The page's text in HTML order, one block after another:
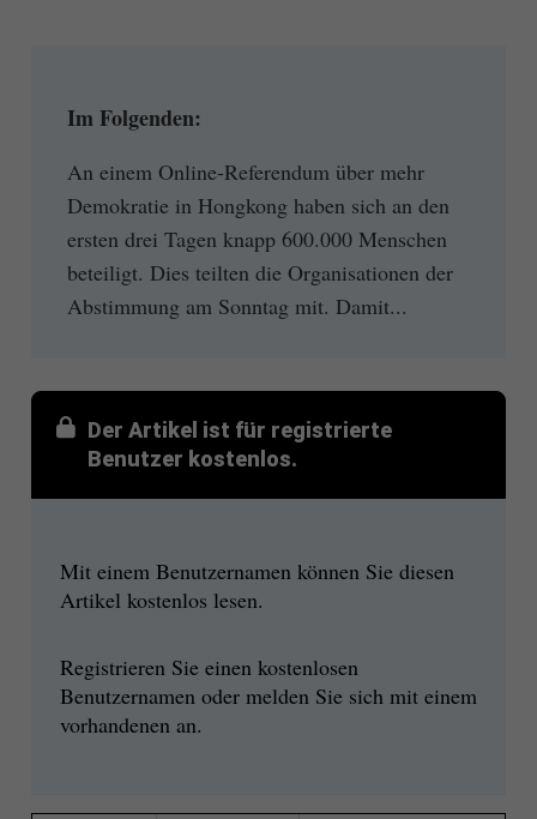
Im Folgenden:
An einem Online-Referendum über mehr
Demokratie in Hongkong haben sich an den
ersten drei Tagen knapp 600.000 Menschen
beteiligt. Dies teilten die Organisationen der
Abstimmung am Sonntag mit. Damit...
Der Artikel ist für registrierte
Benutzer kostenlos.
Mit einem Benutzernamen können Sie diesen
Artikel kostenlos lesen.
Registrieren Sie einen kostenlosen
Benutzernamen oder melden Sie sich mit einem
vorhandenen an.